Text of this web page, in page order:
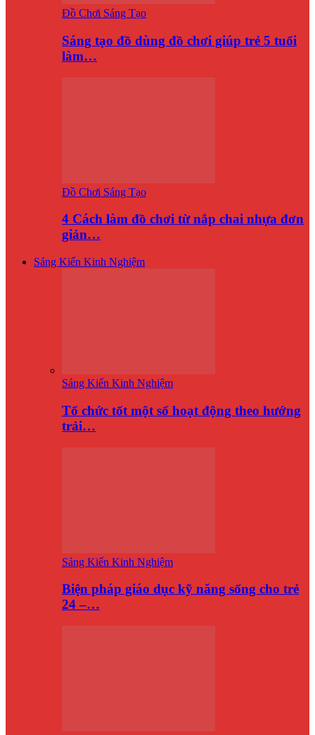
Đồ Chơi Sáng Tạo
Sáng tạo đồ dùng đồ chơi giúp trẻ 5 tuổi
làm…
Đồ Chơi Sáng Tạo
4 Cách làm đồ chơi từ nắp chai nhựa đơn
giản…
Sáng Kiến Kinh Nghiệm
Sáng Kiến Kinh Nghiệm
Tổ chức tốt một số hoạt động theo hướng
trải…
Sáng Kiến Kinh Nghiệm
Biện pháp giáo dục kỹ năng sống cho trẻ
24 –…